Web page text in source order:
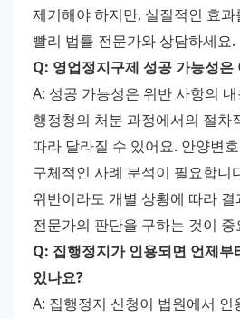
제기해야 하지만, 실질적인 효
빨리 법률 전문가와 상담하세요.
Q: 영업정지구제 성공 가능성은
A: 성공 가능성은 위반 사항의
행정청의 처분 과정에서의 절차
따라 달라질 수 있어요. 안양변
구체적인 사례 분석이 필요합니
위반이라도 개별 상황에 따라
전문가의 판단을 구하는 것이 중
Q: 집행정지가 인용되면 언제부
있나요?
A: 집행정지 신청이 법원에서 인